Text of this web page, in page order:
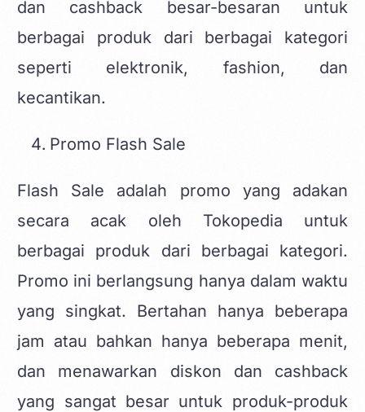
dan cashback besar-besaran untuk
berbagai produk dari berbagai kategori
seperti elektronik, fashion, dan
kecantikan.
Promo Flash Sale
Flash Sale adalah promo yang adakan
secara acak oleh Tokopedia untuk
berbagai produk dari berbagai kategori.
Promo ini berlangsung hanya dalam waktu
yang singkat. Bertahan hanya beberapa
jam atau bahkan hanya beberapa menit,
dan menawarkan diskon dan cashback
yang sangat besar untuk produk-produk